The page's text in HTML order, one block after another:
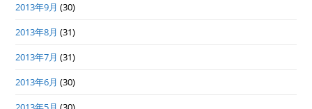
2013年9月 (30)
2013年8月 (31)
2013年7月 (31)
2013年6月 (30)